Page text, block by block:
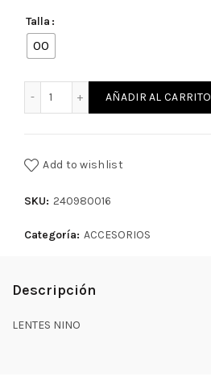
Talla
00
LENTES NINO cantidad
AÑADIR AL CARRITO
Add to wishlist
SKU: 240980016
Categoría: ACCESORIOS
Descripción
LENTES NINO